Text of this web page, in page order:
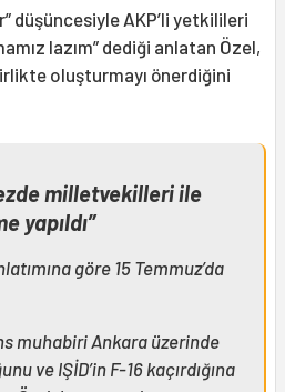
düşüncesiyle AKP’li yetkilileri
lazım” dediği anlatan Özel,
oluşturmayı önerdiğini
milletvekilleri ile
yapıldı”
göre 15 Temmuz’da
muhabiri Ankara üzerinde
ve IŞİD’in F-16 kaçırdığına